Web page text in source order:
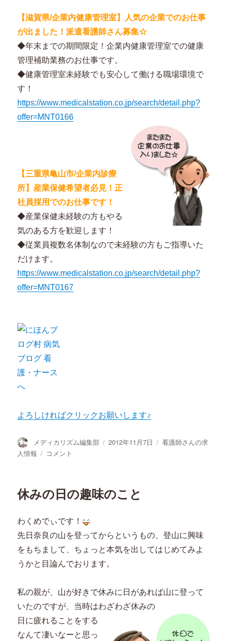
【滋賀県/企業内健康管理室】人気の企業でのお仕事
が出ました！派遣看護師さん募集☆
◆年末までの期間限定！企業内健康管理室での健康
管理補助業務のお仕事です。
◆健康管理室未経験でも安心して働ける職場環境で
す！
https://www.medicalstation.co.jp/search/detail.php?
offer=MNT0166
【三重県亀山市/企業内診療
所】産業保健希望者必見！正
社員採用でのお仕事です！
◆産業保健未経験の方もやる
気のある方を歓迎します！
◆従業員複数名体制なので未経験の方もご指導いた
だけます。
https://www.medicalstation.co.jp/search/detail.php?
offer=MNT0167
よろしければクリックお願いします♪
投
稿
メディカリズム編集部
投
2012年11月7日
カ
看護師さんの求
人情報
新
内
の
お
仕
事
情
報
す！
に
コメント
休みの日の趣味のこと
わくめでぃです！
先日奈良の山を登ってからというもの、登山に興味
をもちまして、ちょっと本気を出してはじめてみよ
うかと目論んでおります。
私の親が、山が好きで休みに日があれば山に登って
いたのですが、当時はわざわざ休みの
日に疲れることをする
なんて凄いなーと思っ